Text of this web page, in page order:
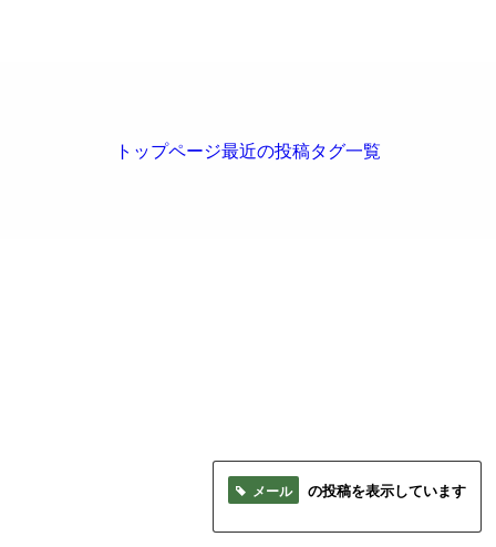
メール の投稿を表示しています
トップページ最近の投稿タグ一覧